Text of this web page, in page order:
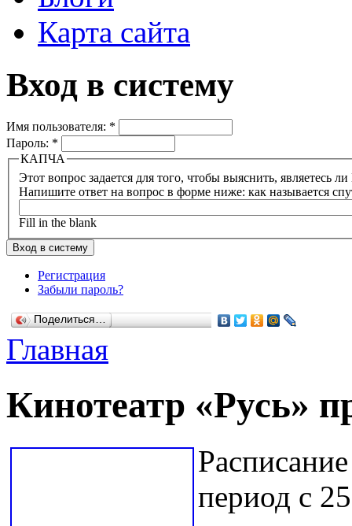
Карта сайта
Вход в систему
Имя пользователя: *
Пароль: *
КАПЧА
Напишите ответ на вопрос в форме ниже: как называется
Fill in the blank
Регистрация
Забыли пароль?
Поделиться…
Главная
Кинотеатр «Русь»
период с